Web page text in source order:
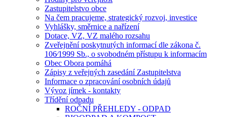
Zastupitelstvo obce
Na čem pracujeme, strategický rozvoj, investice
Vyhlášky, směrnice a nařízení
Dotace, VZ, VZ malého rozsahu
Zveřejnění poskytnutých informací dle zákona č.
106⁄1999 Sb., o svobodném přístupu k informacím
Obec Obora pomáhá
Zápisy z veřejných zasedání Zastupitelstva
Informace o zpracování osobních údajů
Vývoz jímek - kontakty
Třídění odpadu
ROČNÍ PŘEHLEDY - ODPAD